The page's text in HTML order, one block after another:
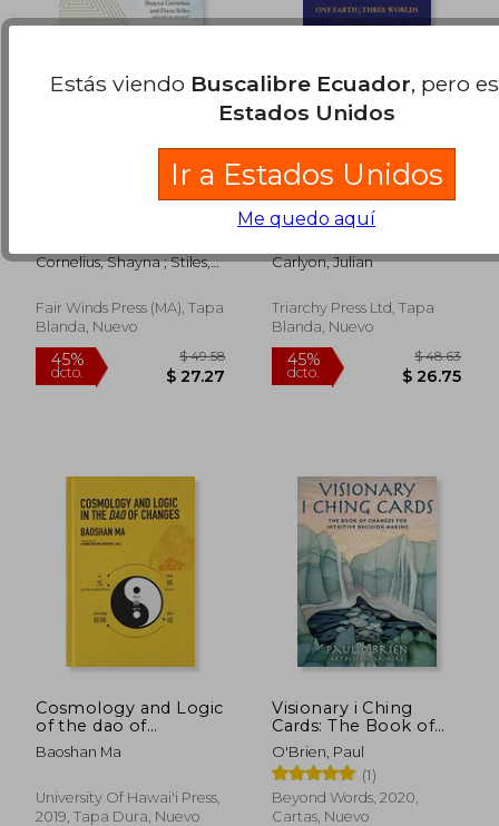
45%
dcto. $ 30.13
45%
dcto. $
Life Path and how to
Navigate it With
Cornelius, Shayna ; Stiles,
Fair Winds Press (MA), Tapa
Blanda, Nuevo
One Earth Three
That Connects
Dreams,
Physics,
Homeopathy,
Somatics (en Inglés)
Carlyon, Julian
Triarchy Press Ltd, Tapa
Blanda, Nuevo
Cosmology and Logic
of the dao of
Changes (en Inglés)
Baoshan Ma
University Of Hawai'i Press,
2019, Tapa Dura, Nuevo
Visionary i Ching
Cards: The Book of
Changes for Intuitive
Decision Making (en
Inglés)
O'Brien, Paul
(1)
Beyond Words, 2020,
Cartas, Nuevo
Estás viendo Buscalibre Ecuador, pero
Estados Unidos
Ir a Estados Unidos
Me quedo aquí